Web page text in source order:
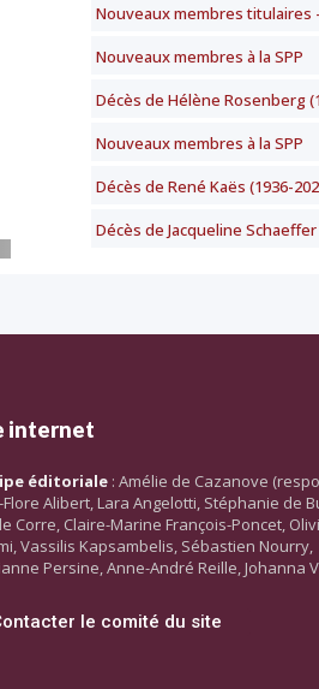
Nouveaux membres titulaires
Nouveaux membres à la SPP
Décès de Hélène Rosenberg
Nouveaux membres à la SPP
Décès de René Kaës (1936-
Décès de Jacqueline Schaeffer
internet
éditoriale : Amélie de Cazanove
Flore Alibert, Lara Angelotti, Stéphanie de
Corre, Claire-Marine François-Poncet,
Vassilis Kapsambelis, Sébastien Nourry,
Persine, Anne-André Reille, Johanna
le comité du site